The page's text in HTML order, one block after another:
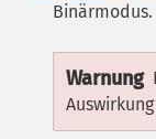
Binärmodus.
Warnung